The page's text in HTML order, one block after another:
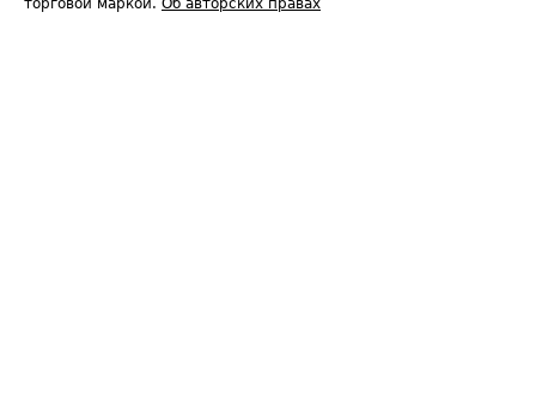
торговой маркой. Об авторских правах